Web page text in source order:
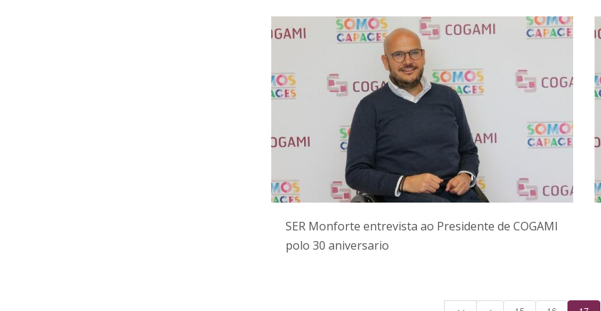
SER Monforte entrevista ao Presidente de COGAMI
polo 30 aniversario